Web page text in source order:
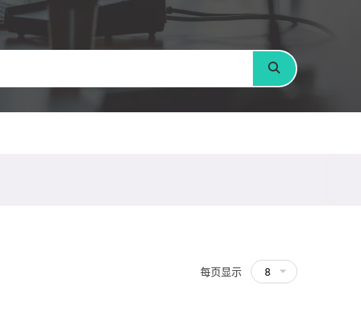
搜寻
每页显示 8